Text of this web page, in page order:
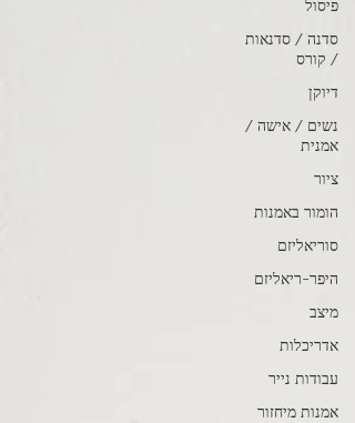
פיסול
סדנה / סדנאות
/ קורס
דיוקן
נשים / אישה /
אמנית
ציור
הומור באמנות
סוריאליזם
היפר-ריאליזם
מיצב
אדריכלות
עבודות נייר
אמנות מיחזור